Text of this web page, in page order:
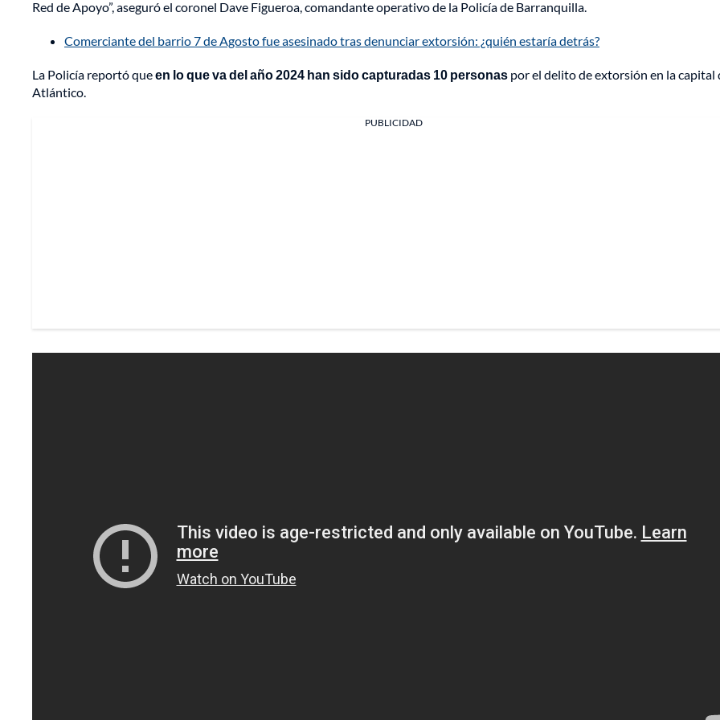
Red de Apoyo”, aseguró el coronel Dave Figueroa, comandante operativo de la Policía de Barranquilla.
Comerciante del barrio 7 de Agosto fue asesinado tras denunciar extorsión: ¿quién estaría detrás?
La Policía reportó queen lo que va del año 2024 han sido capturadas 10 personas por el delito de extorsión en la capital
Atlántico.
PUBLICIDAD